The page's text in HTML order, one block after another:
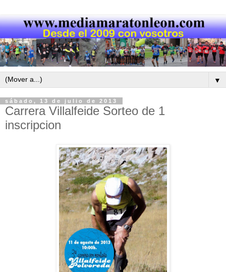
▼
sábado, 13 de julio de 2013
Carrera Villalfeide Sorteo de 1
inscripcion